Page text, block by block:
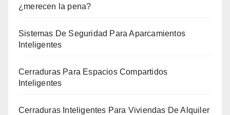
¿merecen la pena?
Sistemas De Seguridad Para Aparcamientos
Inteligentes
Cerraduras Para Espacios Compartidos
Inteligentes
Cerraduras Inteligentes Para Viviendas De Alquiler